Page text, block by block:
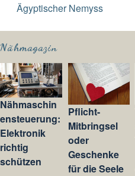
Ägyptischer Nemyss
Nähmagazin
Nähmaschin
ensteuerung:
Elektronik
richtig
schützen
Pflicht-
Mitbringsel
oder
Geschenke
für die Seele